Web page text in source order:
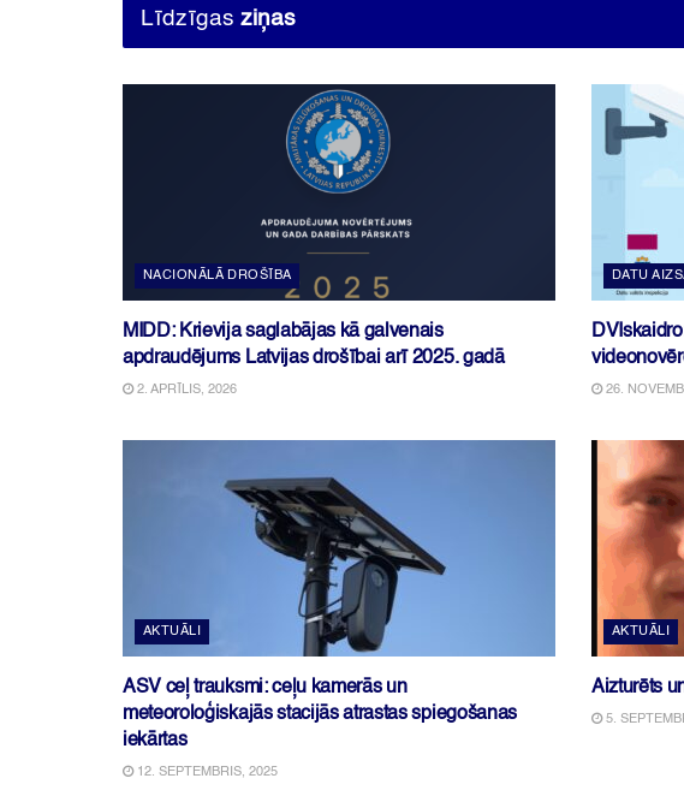
Līdzīgas ziņas
NACIONĀLĀ DROŠĪBA
MIDD: Krievija saglabājas kā galvenais
apdraudējums Latvijas drošībai arī 2025. gadā
2. APRĪLIS, 2026
DATU
26.
AKTUĀLI
ASV ceļ trauksmi: ceļu kamerās un
meteoroloģiskajās stacijās atrastas spiegošanas
iekārtas
12. SEPTEMBRIS, 2025
AKTUĀLI
Aizturēts
5.